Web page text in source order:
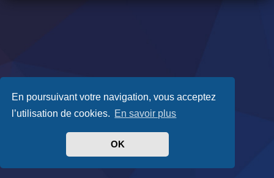
En poursuivant votre navigation, vous acceptez
l’utilisation de cookies. En savoir plus
OK